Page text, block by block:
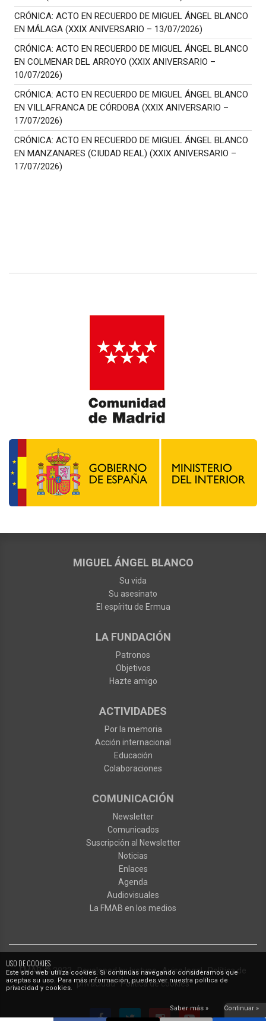
USO DE COOKIES
Este sitio web utiliza cookies. Si continúas navegando consideramos que
aceptas su uso. Para más información, puedes ver nuestra política de
privacidad y cookies.
Saber más » Continuar »
CRÓNICA: ACTO EN RECUERDO DE MIGUEL ÁNGEL BLANCO
EN MÁLAGA (XXIX ANIVERSARIO – 13/07/2026)
CRÓNICA: ACTO EN RECUERDO DE MIGUEL ÁNGEL BLANCO
EN COLMENAR DEL ARROYO (XXIX ANIVERSARIO –
10/07/2026)
CRÓNICA: ACTO EN RECUERDO DE MIGUEL ÁNGEL BLANCO
EN VILLAFRANCA DE CÓRDOBA (XXIX ANIVERSARIO –
17/07/2026)
CRÓNICA: ACTO EN RECUERDO DE MIGUEL ÁNGEL BLANCO
EN MANZANARES (CIUDAD REAL) (XXIX ANIVERSARIO –
17/07/2026)
MIGUEL ÁNGEL BLANCO
Su vida
Su asesinato
El espíritu de Ermua
LA FUNDACIÓN
Patronos
Objetivos
Hazte amigo
ACTIVIDADES
Por la memoria
Acción internacional
Educación
Colaboraciones
COMUNICACIÓN
Newsletter
Comunicados
Suscripción al Newsletter
Noticias
Enlaces
Agenda
Audiovisuales
La FMAB en los medios
FMAB© 2023·Developed byIxotype·Aviso legal·Política de
privacidad·Política de cookies